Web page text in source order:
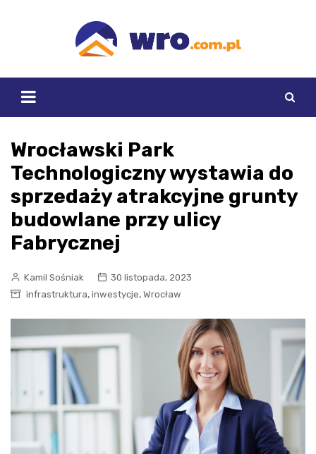
Wrocławski Park
Technologiczny wystawia do
sprzedaży atrakcyjne grunty
budowlane przy ulicy
Fabrycznej
Kamil Sośniak
30 listopada, 2023
infrastruktura, inwestycje, Wrocław